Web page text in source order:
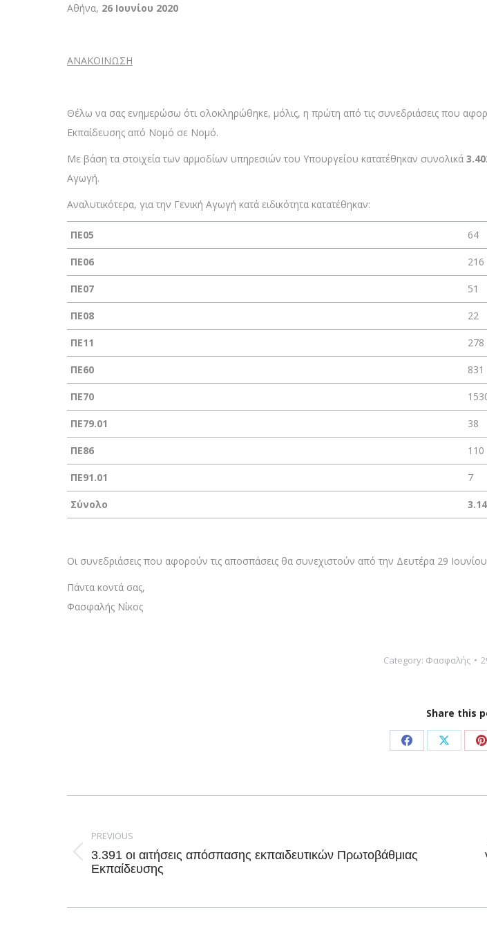
Αθήνα, 26 Ιουνίου 2020
ΑΝΑΚΟΙΝΩΣΗ
Θέλω να σας ενημερώσω ότι ολοκληρώθηκε, μόλις, η πρώτη από τις συνεδριάσεις που
Εκπαίδευσης από Νομό σε Νομό.
Με βάση τα στοιχεία των αρμοδίων υπηρεσιών του Υπουργείου κατατέθηκαν συνολικά
Αγωγή.
Αναλυτικότερα, για την Γενική Αγωγή κατά ειδικότητα κατατέθηκαν:
ΠΕ05 64
ΠΕ06 216
ΠΕ07 51
ΠΕ08 22
ΠΕ11 278
ΠΕ60 831
ΠΕ70
ΠΕ79.01 38
ΠΕ86 110
ΠΕ91.01 7
Σύνολο
Οι συνεδριάσεις που αφορούν τις αποσπάσεις θα συνεχιστούν από την Δευτέρα 29
Πάντα κοντά σας,
Φασφαλής Νίκος­­
Category: Φασφαλής
Share this
Share
Facebook
Share
X
PREVIOUS
Previous
3.391 οι αιτήσεις απόσπασης εκπαιδευτικών Πρωτοβάθμιας
Εκπαίδευσης